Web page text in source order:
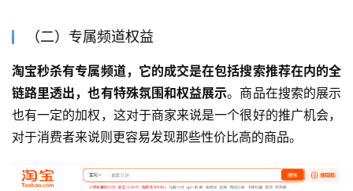
（二）专属频道权益
淘宝秒杀有专属频道，它的成交是在包括搜索推荐在内的全
链路里透出，也有特殊氛围和权益展示。商品在搜索的展示
也有一定的加权，这对于商家来说是一个很好的推广机会，
对于消费者来说则更容易发现那些性价比高的商品。